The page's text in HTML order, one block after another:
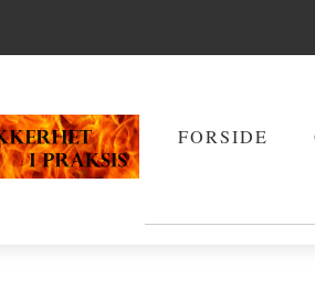
FORSIDE